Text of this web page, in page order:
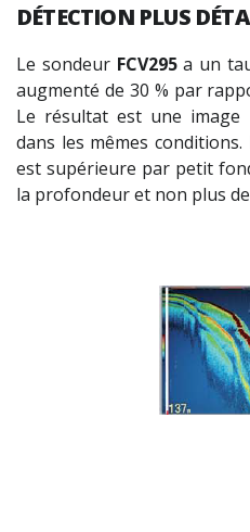
DÉTECTION PLUS
Le sondeur FCV295a un
augmenté de 30 % par
Le résultat est une
dans les mêmes
est supérieure par petit
la profondeur et non plus